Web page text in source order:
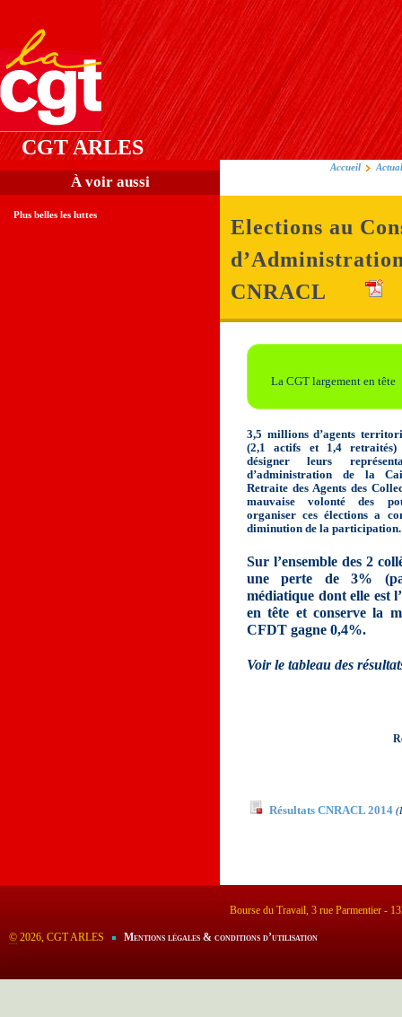
CGT ARLES
Accueil
Elections au
CNRACL
La CGT largement en tête
3,5 millions d’agents
(2,1 actifs et 1,4 retraités)
désigner leurs
d’administration de la
Retraite des Agents des
mauvaise volonté des
organiser ces élections a
diminution de la participation.
Sur l’ensemble des 2
une perte de 3%
médiatique dont elle est
en tête et conserve la
CFDT gagne 0,4%.
Voir le tableau des
Résultats CNRACL 2014
À voir aussi
Plus belles les luttes
Bourse du Travail, 3 rue Parmentier -
© 2026, CGT ARLES Mentions légales & conditions d’utilisation